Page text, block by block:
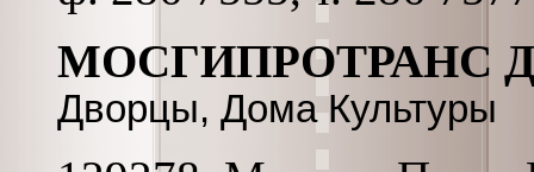
МОСГИПРОТРАНС
Дворцы, Дома Культуры